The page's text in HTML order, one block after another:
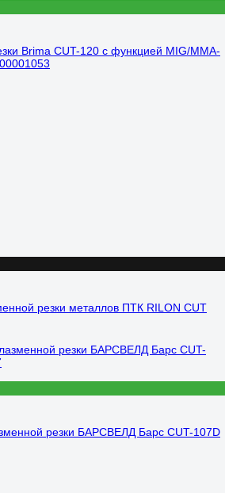
Brima CUT-120 с функцией MIG/MMA-
резки металлов ПТК RILON CUT
резки БАРСВЕЛД Барс CUT-107D